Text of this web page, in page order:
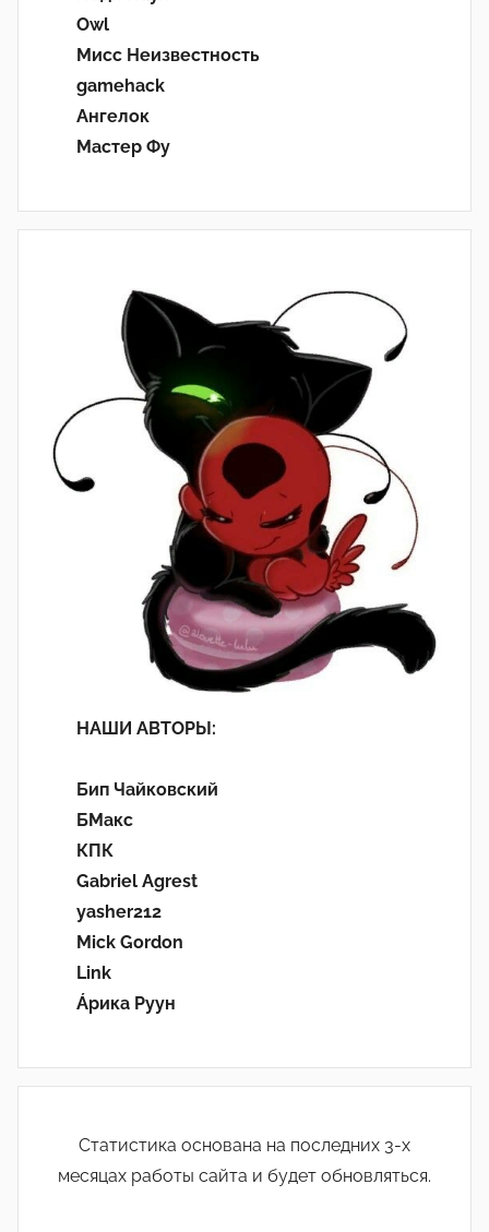
Owl
Мисс Неизвестность
gamehack
Ангелок
Мастер Фу
НАШИ АВТОРЫ:
Бип Чайковский
БМакс
КПК
Gabriel Agrest
yasher212
Mick Gordon
Link
Áрика Руун
Статистика основана на последних 3-х
месяцах работы сайта и будет обновляться.